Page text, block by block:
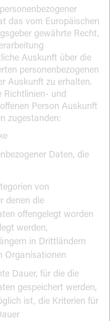
das vom Europäischen
gewährte Recht,
Auskunft über die
personenbezogenen
Auskunft zu erhalten.
Richtlinien- und
Person Auskunft
zugestanden:
Daten, die
von
denen die
offengelegt worden
werden,
in Drittländern
Organisationen
Dauer, für die die
gespeichert werden,
ist, die Kriterien für